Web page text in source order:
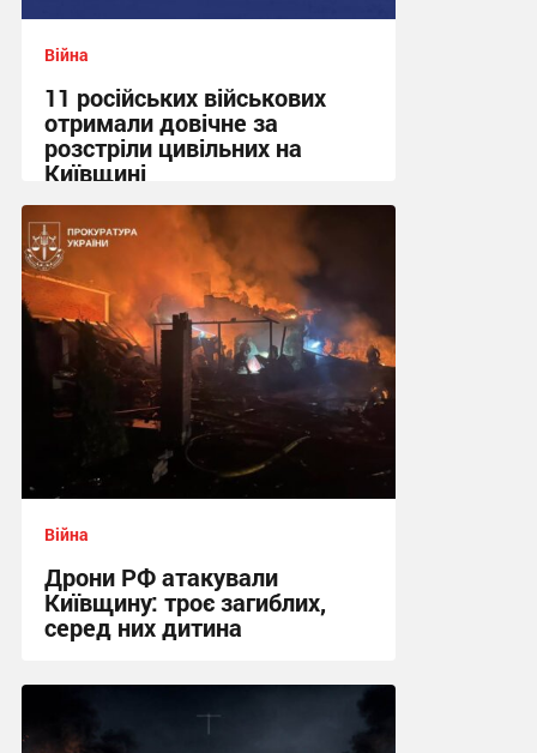
Війна
11 російських військових
отримали довічне за
розстріли цивільних на
Київщині
23:09 вчора
Війна
Дрони РФ атакували
Київщину: троє загиблих,
серед них дитина